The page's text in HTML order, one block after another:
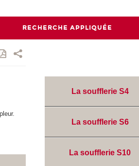
RECHERCHE APPLIQUÉE
La soufflerie S4
La soufflerie S6
La soufflerie S10